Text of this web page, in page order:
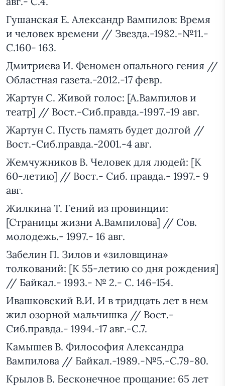
Гушанская Е. Александр Вампилов: Время
и человек времени // Звезда.-1982.-№11.-
С.160- 163.
Дмитриева И. Феномен опального гения //
Областная газета.-2012.-17 февр.
Жартун С. Живой голос: [А.Вампилов и
театр] // Вост.-Сиб.правда.-1997.-19 авг.
Жартун С. Пусть память будет долгой //
Вост.-Сиб.правда.-2001.-4 авг.
Жемчужников В. Человек для людей: [К
60-летию] // Вост.- Сиб. правда.- 1997.- 9
авг.
Жилкина Т. Гений из провинции:
[Страницы жизни А.Вампилова] // Сов.
молодежь.- 1997.- 16 авг.
Забелин П. Зилов и «зиловщина»
толкований: [К 55-летию со дня рождения]
// Байкал.- 1993.- № 2.- С. 146-154.
Ивашковский В.И. И в тридцать лет в нем
жил озорной мальчишка // Вост.-
Сиб.правда.- 1994.-17 авг.-С.7.
Камышев В. Философия Александра
Вампилова // Байкал.-1989.-№5.-С.79-80.
Крылов В. Бесконечное прощание: 65 лет